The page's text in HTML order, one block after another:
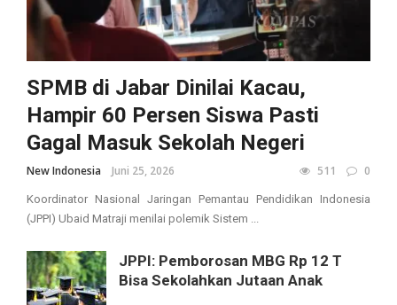
SPMB di Jabar Dinilai Kacau,
Hampir 60 Persen Siswa Pasti
Gagal Masuk Sekolah Negeri
New Indonesia Juni 25, 2026 511 0
Koordinator Nasional Jaringan Pemantau Pendidikan Indonesia
(JPPI) Ubaid Matraji menilai polemik Sistem ...
JPPI: Pemborosan MBG Rp 12 T
Bisa Sekolahkan Jutaan Anak